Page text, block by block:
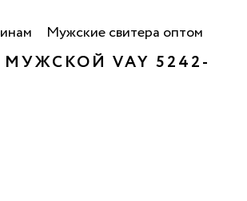
Мужские свитера оптом
VAY 5242-